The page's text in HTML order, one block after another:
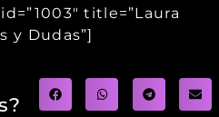
title=”Laura
y Dudas”]